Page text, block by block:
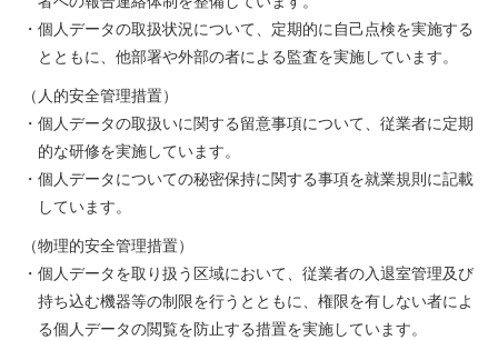
・個人データの取扱状況について、定期的に自己点検を実施する
とともに、他部署や外部の者による監査を実施しています。
（人的安全管理措置）
・個人データの取扱いに関する留意事項について、従業者に定期
的な研修を実施しています。
・個人データについての秘密保持に関する事項を就業規則に記載
しています。
（物理的安全管理措置）
・個人データを取り扱う区域において、従業者の入退室管理及び
持ち込む機器等の制限を行うとともに、権限を有しない者によ
る個人データの閲覧を防止する措置を実施しています。